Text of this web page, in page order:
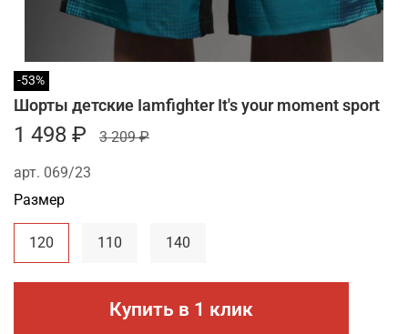
-53%
арт. 069/23
Шорты детские Iamfighter It's your moment sport
1 498 ₽ 3 209 ₽
Купить в 1 клик
Размер
120 110 140